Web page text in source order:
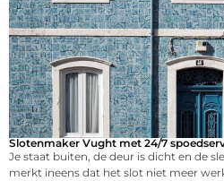
Slotenmaker Vught met 24/7
Je staat buiten, de deur is dicht en de
merkt ineens dat het slot niet meer